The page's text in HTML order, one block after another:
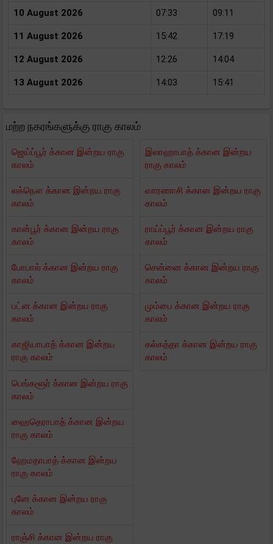
10 August 2026 07:33 09:11
11 August 2026 15:42 17:19
12 August 2026 12:26 14:04
13 August 2026 14:03 15:41
மற்ற நகரங்களுக்கு ராகு காலம்
ஜெய்ப்பூர் க்கான இன்றய ராகு
காலம்
லக்நௌ க்கான இன்றய ராகு
காலம்
கான்பூர் க்கான இன்றய ராகு
காலம்
போபால் க்கான இன்றய ராகு
காலம்
பட்ன க்கான இன்றய ராகு
காலம்
காஜியாபாத் க்கான இன்றய
ராகு காலம்
இலாஹாபாத் க்கான இன்றய
ராகு காலம்
வாரணாசி க்கான இன்றய ராகு
காலம்
ராய்ப்பூர் க்கான இன்றய ராகு
காலம்
சென்னை க்கான இன்றய ராகு
காலம்
மும்பை க்கான இன்றய ராகு
காலம்
கல்கத்தா க்கான இன்றய ராகு
காலம்
பெங்களூர் க்கான இன்றய ராகு
காலம்
ஹைதெராபாத் க்கான இன்றய
ராகு காலம்
ஹேமதாபாத் க்கான இன்றய
ராகு காலம்
புனே க்கான இன்றய ராகு
காலம்
ராஞ்சி க்கான இன்றய ராகு